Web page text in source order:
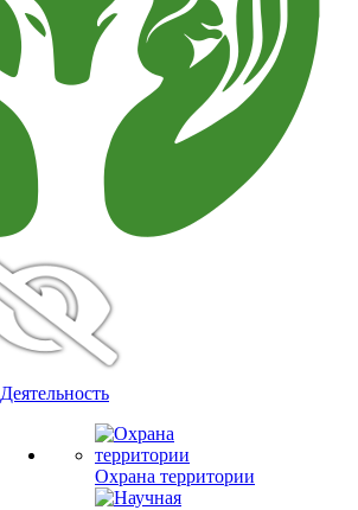
Деятельность
Охрана территории